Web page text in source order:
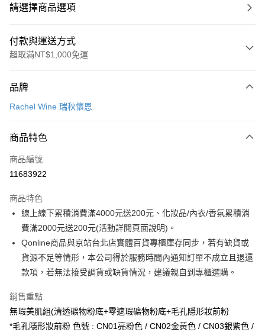
請選擇商品選項
付款與運送方式
超取滿NT$1,000免運
信用卡一次付款
6 期 0 利率 每期
合作金庫商業銀行
上海商業儲蓄銀行
臺灣中小企業銀行
匯豐（台灣）商業銀行
華泰商業銀行
聯邦商業銀行
遠東國際商業銀行
元大商業銀行
永豐商業銀行
玉山商業銀行
星展（台灣）商業銀行
台灣樂天信用卡公司
LINE Pay
Apple Pay
街口支付
悠遊付
Google Pay
全盈+PAY
相關說明
【大哥付你分期使用說明】
1.本服務由台灣大哥大提供，台灣大哥大用戶可立即使用無須另外申請。
AFTEE先享後付
品牌
Rachel Wine 瑞秋懷恩
商品特色
商品編號
11683922
商品特色
線上線下累積消費滿4000元送200元、化妝品/內衣/香氛累積消
費滿2000元送200元(活動詳閱頁面說明)。
Qonline商品與京站台北店實體百貨專櫃庫存同步，若有缺貨或
貨源不足等情形，本公司得於服務時間內通知訂單不成立且退還
款項，若無法接受調貨或缺貨情況，建議親自到專櫃選購。
銷售重點
無瑕美肌組(清透礦物粉底+零遮瑕礦物粉底+毛孔隱形妝前粉
*毛孔隱形妝前粉 色號 : CN01亮粉色 / CN02金黃色 / CN03銀紫色 /